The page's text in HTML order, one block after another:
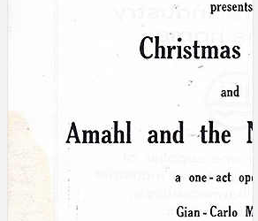
Sejarah Lisan
Mengenai Kami